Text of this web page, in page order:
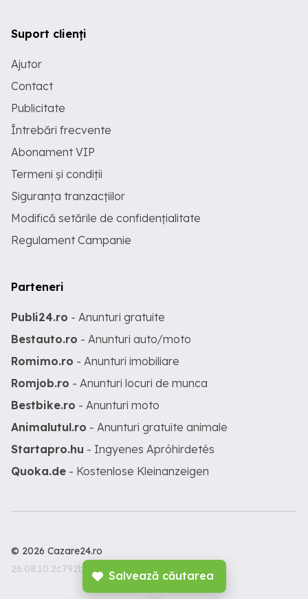
Salvează căutarea
Suport clienți
Ajutor
Contact
Publicitate
Întrebări frecvente
Abonament VIP
Termeni și condiții
Siguranța tranzacțiilor
Modifică setările de confidențialitate
Regulament Campanie
Parteneri
Publi24.ro - Anunturi gratuite
Bestauto.ro - Anunturi auto/moto
Romimo.ro - Anunturi imobiliare
Romjob.ro - Anunturi locuri de munca
Bestbike.ro - Anunturi moto
Animalutul.ro - Anunturi gratuite animale
Startapro.hu - Ingyenes Apróhirdetés
Quoka.de - Kostenlose Kleinanzeigen
© 2026 Cazare24.ro
26.08.10.2c792b3